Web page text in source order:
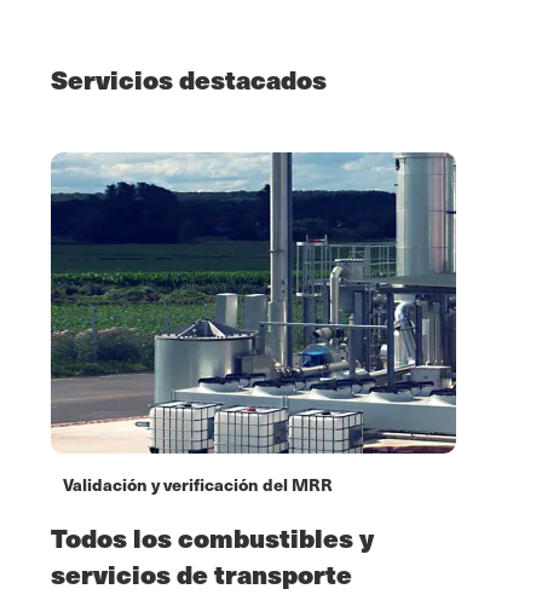
Servicios destacados
Validación y verificación del MRR
Todos los combustibles y
servicios de transporte